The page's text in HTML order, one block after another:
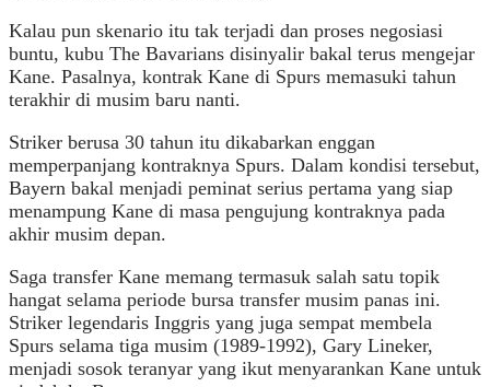
Kalau pun skenario itu tak terjadi dan proses negosiasi
buntu, kubu The Bavarians disinyalir bakal terus mengejar
Kane. Pasalnya, kontrak Kane di Spurs memasuki tahun
terakhir di musim baru nanti.
Striker berusa 30 tahun itu dikabarkan enggan
memperpanjang kontraknya Spurs. Dalam kondisi tersebut,
Bayern bakal menjadi peminat serius pertama yang siap
menampung Kane di masa pengujung kontraknya pada
akhir musim depan.
Saga transfer Kane memang termasuk salah satu topik
hangat selama periode bursa transfer musim panas ini.
Striker legendaris Inggris yang juga sempat membela
Spurs selama tiga musim (1989-1992), Gary Lineker,
menjadi sosok teranyar yang ikut menyarankan Kane untuk